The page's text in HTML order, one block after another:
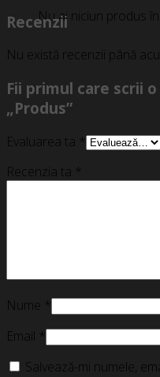
Nu ai niciun produs în
Recenzii
Nu există recenzii până
Fii primul care scrii
„Produs”
Evaluarea ta *
Recenzia ta *
Nume *
Email *
Salvează-mi numele,